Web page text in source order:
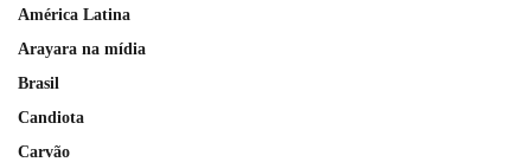
América Latina
Arayara na mídia
Brasil
Candiota
Carvão